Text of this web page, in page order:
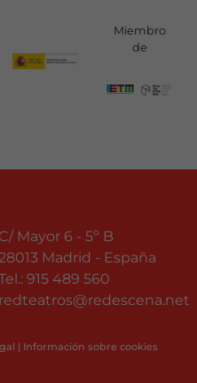
Miembro
de
C/ Mayor 6 - 5º B
Madrid - España
915 489 560
redteatros@redescena.net
| Información sobre cookies